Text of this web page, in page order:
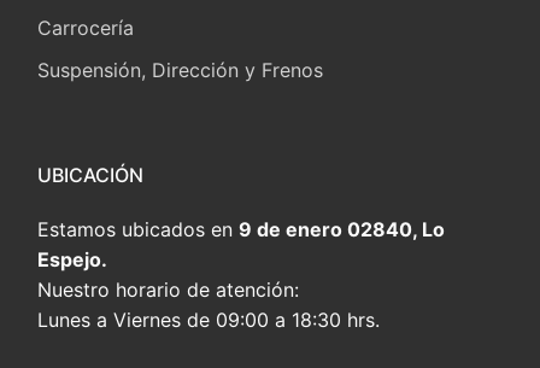
Carrocería
Suspensión, Dirección y Frenos
UBICACIÓN
Estamos ubicados en 9 de enero 02840, Lo
Espejo.
Nuestro horario de atención:
Lunes a Viernes de 09:00 a 18:30 hrs.